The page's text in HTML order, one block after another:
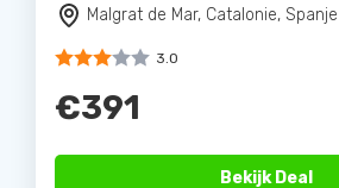
Malgrat de Mar, Catalonie, Spanje
3.0
€391
Bekijk Deal